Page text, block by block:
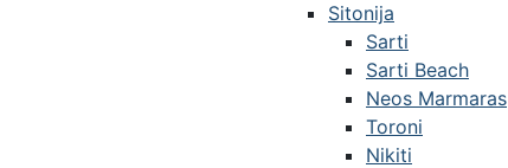
Sitonija
Sarti
Sarti Beach
Neos Marmaras
Toroni
Nikiti